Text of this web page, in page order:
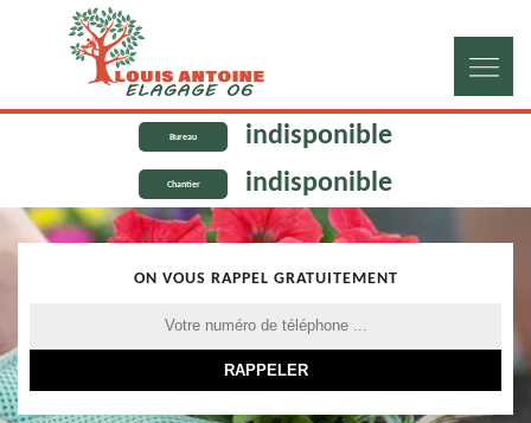
Bureau indisponible
Chantier indisponible
ON VOUS RAPPEL GRATUITEMENT